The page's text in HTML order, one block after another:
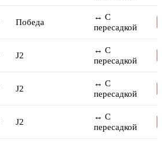
Победа
↔ С
пересадкой
J2
↔ С
пересадкой
J2
↔ С
пересадкой
J2
↔ С
пересадкой